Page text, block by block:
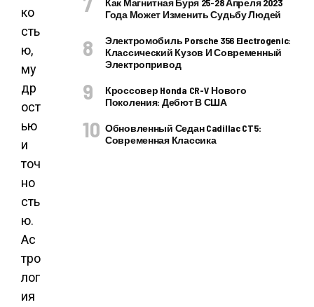
ко
сть
ю,
му
др
ост
ью
и
точ
но
сть
ю.
Ас
тро
лог
ия
Как Магнитная Буря 25-28 Апреля 2023
Года Может Изменить Судьбу Людей
Электромобиль Porsche 356 Electrogenic:
Классический Кузов И Современный
Электропривод
Кроссовер Honda CR-V Нового
Поколения: Дебют В США
Обновленный Седан Cadillac CT5:
Современная Классика